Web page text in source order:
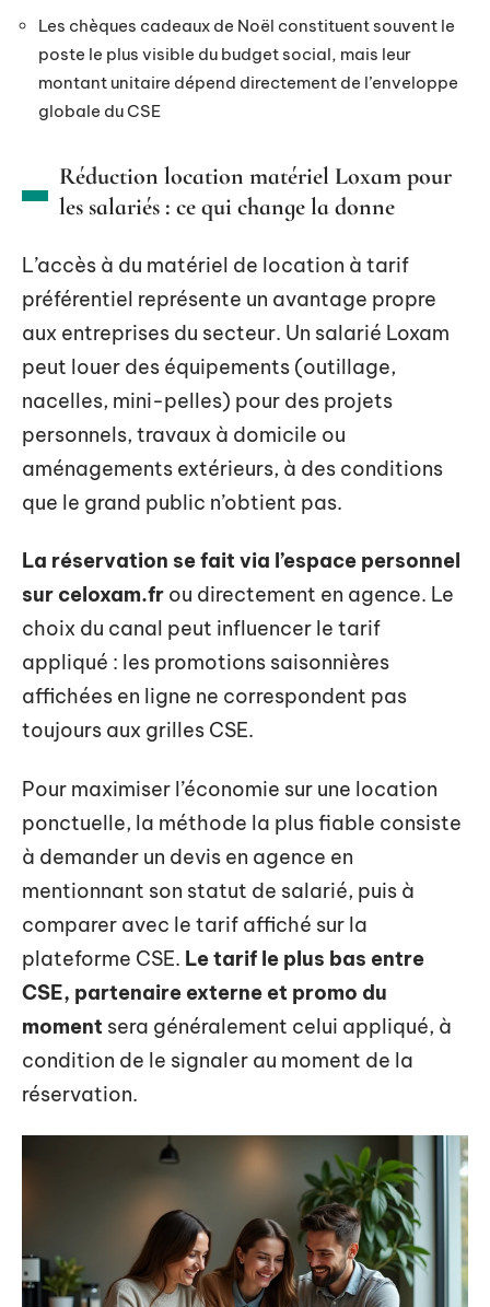
Les chèques cadeaux de Noël constituent souvent le
poste le plus visible du budget social, mais leur
montant unitaire dépend directement de l’enveloppe
globale du CSE
Réduction location matériel Loxam pour
les salariés : ce qui change la donne
L’accès à du matériel de location à tarif
préférentiel représente un avantage propre
aux entreprises du secteur. Un salarié Loxam
peut louer des équipements (outillage,
nacelles, mini-pelles) pour des projets
personnels, travaux à domicile ou
aménagements extérieurs, à des conditions
que le grand public n’obtient pas.
La réservation se fait via l’espace personnel
sur celoxam.fr ou directement en agence. Le
choix du canal peut influencer le tarif
appliqué : les promotions saisonnières
affichées en ligne ne correspondent pas
toujours aux grilles CSE.
Pour maximiser l’économie sur une location
ponctuelle, la méthode la plus fiable consiste
à demander un devis en agence en
mentionnant son statut de salarié, puis à
comparer avec le tarif affiché sur la
plateforme CSE. Le tarif le plus bas entre
CSE, partenaire externe et promo du
moment sera généralement celui appliqué, à
condition de le signaler au moment de la
réservation.